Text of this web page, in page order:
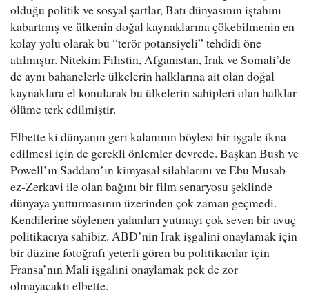
olduğu politik ve sosyal şartlar, Batı dünyasının iştahını
kabartmış ve ülkenin doğal kaynaklarına çökebilmenin en
kolay yolu olarak bu “terör potansiyeli” tehdidi öne
atılmıştır. Nitekim Filistin, Afganistan, Irak ve Somali’de
de aynı bahanelerle ülkelerin halklarına ait olan doğal
kaynaklara el konularak bu ülkelerin sahipleri olan halklar
ölüme terk edilmiştir.
Elbette ki dünyanın geri kalanının böylesi bir işgale ikna
edilmesi için de gerekli önlemler devrede. Başkan Bush ve
Powell’ın Saddam’ın kimyasal silahlarını ve Ebu Musab
ez-Zerkavi ile olan bağını bir film senaryosu şeklinde
dünyaya yutturmasının üzerinden çok zaman geçmedi.
Kendilerine söylenen yalanları yutmayı çok seven bir avuç
politikacıya sahibiz. ABD’nin Irak işgalini onaylamak için
bir düzine fotoğrafı yeterli gören bu politikacılar için
Fransa’nın Mali işgalini onaylamak pek de zor
olmayacaktı elbette.